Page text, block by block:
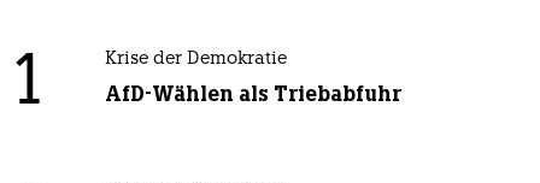
1 Krise der Demokratie
AfD-Wählen als Triebabfuhr